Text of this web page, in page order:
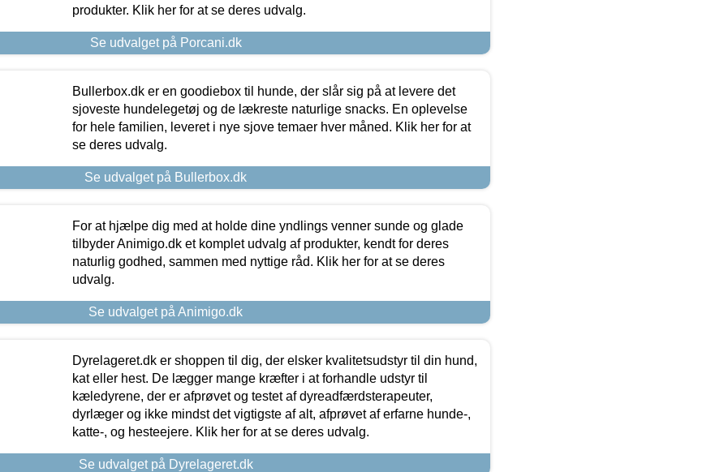
produkter. Klik her for at se deres udvalg.
Se udvalget på Porcani.dk
Bullerbox.dk er en goodiebox til hunde, der slår sig på at levere det
sjoveste hundelegetøj og de lækreste naturlige snacks. En oplevelse
for hele familien, leveret i nye sjove temaer hver måned. Klik her for at
se deres udvalg.
Se udvalget på Bullerbox.dk
For at hjælpe dig med at holde dine yndlings venner sunde og glade
tilbyder Animigo.dk et komplet udvalg af produkter, kendt for deres
naturlig godhed, sammen med nyttige råd. Klik her for at se deres
udvalg.
Se udvalget på Animigo.dk
Dyrelageret.dk er shoppen til dig, der elsker kvalitetsudstyr til din hund,
kat eller hest. De lægger mange kræfter i at forhandle udstyr til
kæledyrene, der er afprøvet og testet af dyreadfærdsterapeuter,
dyrlæger og ikke mindst det vigtigste af alt, afprøvet af erfarne hunde-,
katte-, og hesteejere. Klik her for at se deres udvalg.
Se udvalget på Dyrelageret.dk